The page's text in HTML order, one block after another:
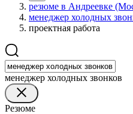
резюме в Андреевке
менеджер холодных
проектная работа
менеджер холодных звонков
Резюме